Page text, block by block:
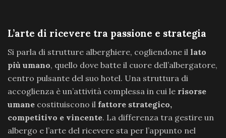
L’arte di ricevere tra passione e strategia
Si parla di strutture alberghiere, cogliendone il lato
più umano, quello dove batte il cuore dell’albergatore,
centro pulsante del suo hotel. Una struttura di
accoglienza è un’attività complessa in cui le risorse
umane costituiscono il fattore strategico,
competitivo e vincente. La differenza tra gestire un
albergo e l’arte del ricevere sta per l’appunto nel